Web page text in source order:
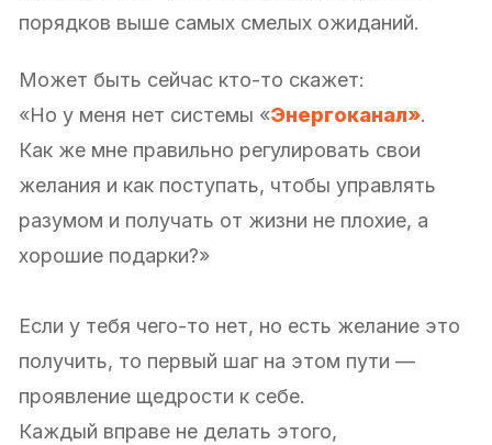
порядков выше самых смелых ожиданий.
Может быть сейчас кто-то скажет:
«Но у меня нет системы «Энергоканал».
Как же мне правильно регулировать свои
желания и как поступать, чтобы управлять
разумом и получать от жизни не плохие, а
хорошие подарки?»
Если у тебя чего-то нет, но есть желание это
получить, то первый шаг на этом пути —
проявление щедрости к себе.
Каждый вправе не делать этого,